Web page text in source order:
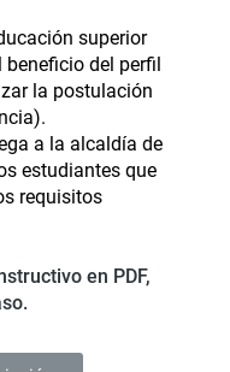
superior
beneficio del perfil
la postulación
a la alcaldía de
estudiantes que
requisitos
en PDF,